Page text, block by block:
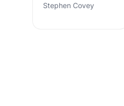
Stephen Covey